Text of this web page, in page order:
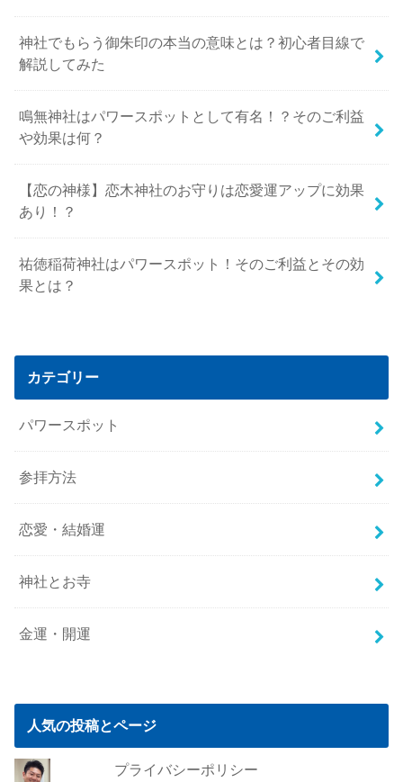
神社でもらう御朱印の本当の意味とは？初心者目線で
解説してみた
鳴無神社はパワースポットとして有名！？そのご利益
や効果は何？
【恋の神様】恋木神社のお守りは恋愛運アップに効果
あり！？
祐徳稲荷神社はパワースポット！そのご利益とその効
果とは？
カテゴリー
パワースポット
参拝方法
恋愛・結婚運
神社とお寺
金運・開運
人気の投稿とページ
プライバシーポリシー